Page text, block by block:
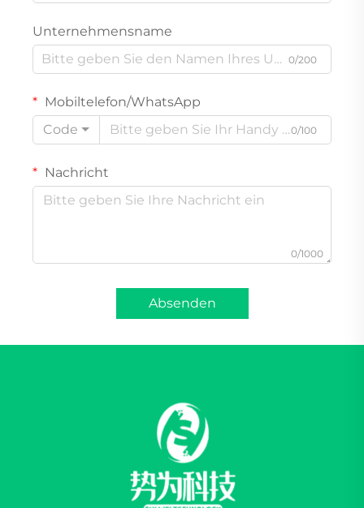
Unternehmensname
0/200
Mobiltelefon/WhatsApp
Code
0/100
Nachricht
0/1000
Absenden